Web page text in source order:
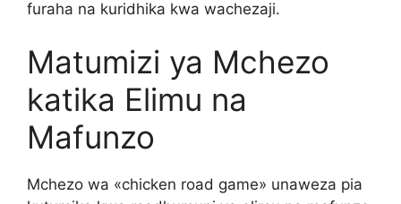
furaha na kuridhika kwa wachezaji.
Matumizi ya Mchezo
katika Elimu na
Mafunzo
Mchezo wa «chicken road game» unaweza pia